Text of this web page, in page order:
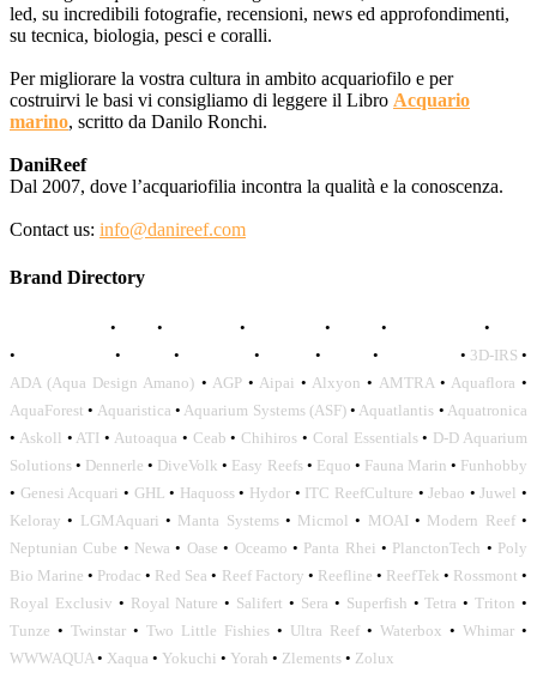
led, su incredibili fotografie, recensioni, news ed approfondimenti,
su tecnica, biologia, pesci e coralli.
Per migliorare la vostra cultura in ambito acquariofilo e per
costruirvi le basi vi consigliamo di leggere il Libro Acquario
marino, scritto da Danilo Ronchi.
DaniReef
Dal 2007, dove l’acquariofilia incontra la qualità e la conoscenza.
Contact us: info@danireef.com
Brand Directory
• • • • • •
•
• • • • • • 3D-IRS •
ADA (Aqua Design Amano) • AGP• Aipai • Alxyon • AMTRA• Aquaflora •
AquaForest • Aquaristica • Aquarium Systems (ASF)• Aquatlantis • Aquatronica
• Askoll • ATI • Autoaqua • Ceab • Chihiros • Coral Essentials• D-D Aquarium
Solutions • Dennerle • DiveVolk • Easy Reefs• Equo • Fauna Marin • Funhobby
• Genesi Acquari • GHL • Haquoss• Hydor • ITC ReefCulture •Jebao •Juwel •
Keloray • LGMAquari • Manta Systems• Micmol • MOAI • Modern Reef•
Neptunian Cube • Newa • Oase • Oceamo • Panta Rhei • PlanctonTech • Poly
Bio Marine • Prodac • Red Sea • Reef Factory • Reefline • ReefTek • Rossmont •
Royal Exclusiv • Royal Nature • Salifert • Sera • Superfish •Tetra •Triton •
Tunze • Twinstar • Two Little Fishies • Ultra Reef • Waterbox • Whimar •
WWWAQUA • Xaqua • Yokuchi • Yorah • Zlements • Zolux